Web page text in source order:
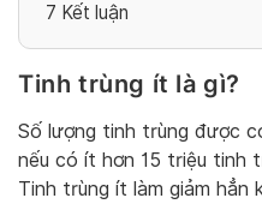
7 Kết luận
Tinh trùng ít là gì?
Số lượng tinh trùng được
nếu có ít hơn 15 triệu tinh
Tinh trùng ít làm giảm hẳn